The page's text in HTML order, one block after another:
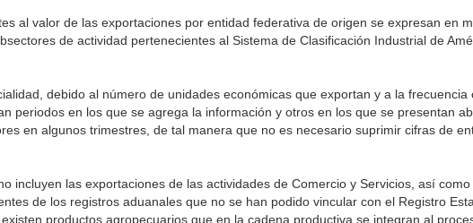
al valor de las exportaciones por entidad federativa de origen se expresan en
de actividad pertenecientes al Sistema de Clasificación Industrial de
debido al número de unidades económicas que exportan y a la frecuencia
periodos en los que se agrega la información y otros en los que se presentan
en algunos trimestres, de tal manera que no es necesario suprimir cifras de
incluyen las exportaciones de las actividades de Comercio y Servicios, así como
de los registros aduanales que no se han podido vincular con el Registro
productos agropecuarios que en la cadena productiva se integran al